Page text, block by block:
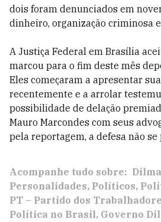
dois foram denunciados em
dinheiro, organização criminosa
A Justiça Federal em Brasília
marcou para o fim deste mês
Eles começaram a apresentar
recentemente e a arrolar
possibilidade de delação
Mauro Marcondes com seus
pela reportagem, a defesa não
Acompanhe tudo sobre:
Personalidades Políticos
PT – Partido dos
Política no Brasil Governo